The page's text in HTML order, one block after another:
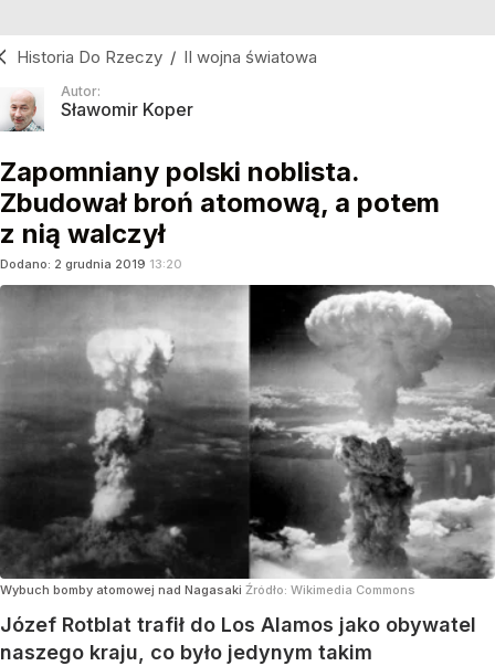
Historia Do Rzeczy / II wojna światowa
Autor:
Sławomir Koper
Zapomniany polski noblista.
Zbudował broń atomową, a potem
z nią walczył
Dodano: 2 grudnia 2019 13:20
Wybuch bomby atomowej nad Nagasaki Źródło: Wikimedia Commons
Józef Rotblat trafił do Los Alamos jako obywatel
naszego kraju, co było jedynym takim